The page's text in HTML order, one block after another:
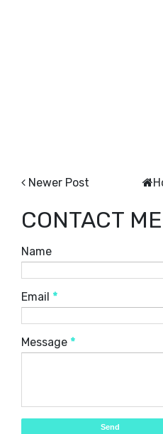
Newer Post
CONTACT ME
Name
Email *
Message *